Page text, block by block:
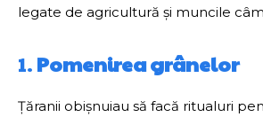
legate de agricultură și muncile
1. Pomenirea grânelor
Țăranii obișnuiau să facă ritualuri